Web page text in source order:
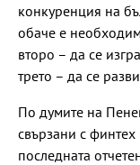
конкуренция на
обаче е
второ – да се
трето – да се
По думите на
свързани с финтех
последната